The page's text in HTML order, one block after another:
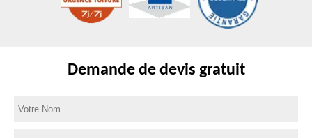
Demande de devis gratuit